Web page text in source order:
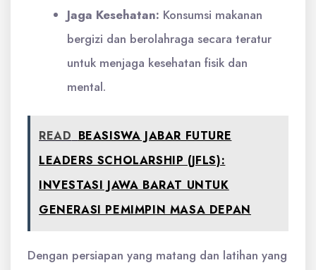
Jaga Kesehatan: Konsumsi makanan
bergizi dan berolahraga secara teratur
untuk menjaga kesehatan fisik dan
mental.
READ BEASISWA JABAR FUTURE
LEADERS SCHOLARSHIP (JFLS):
INVESTASI JAWA BARAT UNTUK
GENERASI PEMIMPIN MASA DEPAN
Dengan persiapan yang matang dan latihan yang